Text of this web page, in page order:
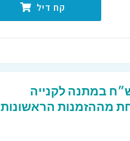
קח דיל
קופון מפנק שנותן 40 ש״ח במתנה לקנייה
לכל אחת מההזמנות הראשונות